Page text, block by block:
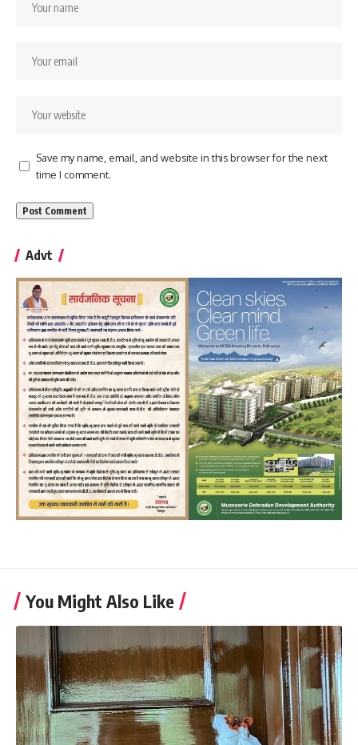
Save my name, email, and website in this browser for the next
time I comment.
Advt
You Might Also Like